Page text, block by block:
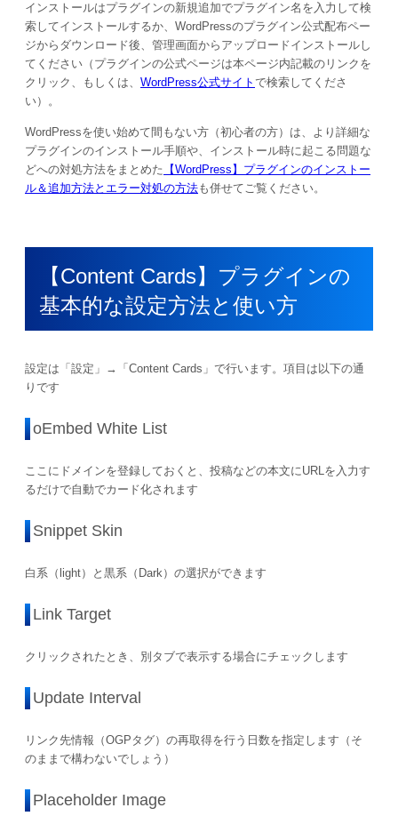
インストールはプラグインの新規追加でプラグイン名を入力して検
索してインストールするか、WordPressのプラグイン公式配布ペー
ジからダウンロード後、管理画面からアップロードインストールし
てください（プラグインの公式ページは本ページ内記載のリンクを
クリック、もしくは、 WordPress公式サイト で検索してくださ
い）。
WordPressを使い始めて間もない方（初心者の方）は、より詳細な
プラグインのインストール手順や、インストール時に起こる問題な
どへの対処方法をまとめた 【WordPress】プラグインのインストー
ル＆追加方法とエラー対処の方法も併せてご覧ください。
【Content Cards】プラグインの
基本的な設定方法と使い方
設定は「設定」→「Content Cards」で行います。項目は以下の通
りです
oEmbed White List
ここにドメインを登録しておくと、投稿などの本文にURLを入力す
るだけで自動でカード化されます
Snippet Skin
白系（light）と黒系（Dark）の選択ができます
Link Target
クリックされたとき、別タブで表示する場合にチェックします
Update Interval
リンク先情報（OGPタグ）の再取得を行う日数を指定します（そ
のままで構わないでしょう）
Placeholder Image